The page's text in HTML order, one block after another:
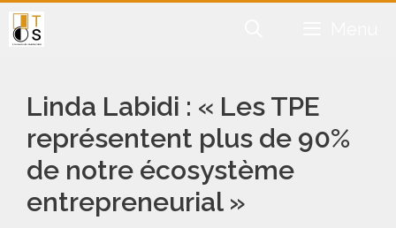
Aller
au
Linda Labidi : « Les TPE
représentent plus de 90%
de notre écosystème
entrepreneurial »